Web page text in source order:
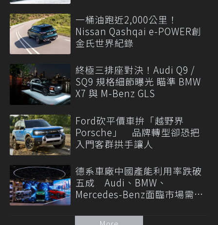
一桶油跑近2,000公里！
Nissan Qashqai e-POWER創
金氏世界紀錄
終極三排座對決！Audi Q9 /
SQ9 規格細節曝光 瞄準 BMW
X7 與 M-Benz GLS
Ford砍平價車拚「越野界
Porsche」 品牌轉型卻恐把
入門客群拱手讓人
德系車廠中國產能利用率跌破
五成 Audi、BMW、
Mercedes-Benz面臨市場需求